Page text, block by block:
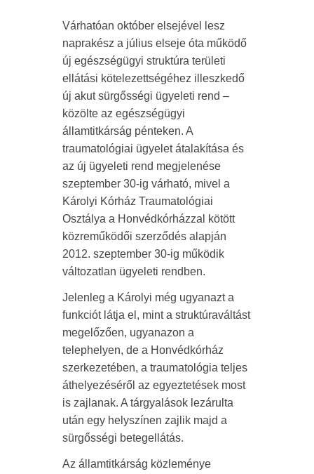
Várhatóan október elsejével lesz
naprakész a július elseje óta működő
új egészségügyi struktúra területi
ellátási kötelezettségéhez illeszkedő
új akut sürgősségi ügyeleti rend –
közölte az egészségügyi
államtitkárság pénteken. A
traumatológiai ügyelet átalakítása és
az új ügyeleti rend megjelenése
szeptember 30-ig várható, mivel a
Károlyi Kórház Traumatológiai
Osztálya a Honvédkórházzal kötött
közreműködői szerződés alapján
2012. szeptember 30-ig működik
változatlan ügyeleti rendben.
Jelenleg a Károlyi még ugyanazt a
funkciót látja el, mint a struktúraváltást
megelőzően, ugyanazon a
telephelyen, de a Honvédkórház
szerkezetében, a traumatológia teljes
áthelyezéséről az egyeztetések most
is zajlanak. A tárgyalások lezárulta
után egy helyszínen zajlik majd a
sürgősségi betegellátás.
Az államtitkárság közleménye